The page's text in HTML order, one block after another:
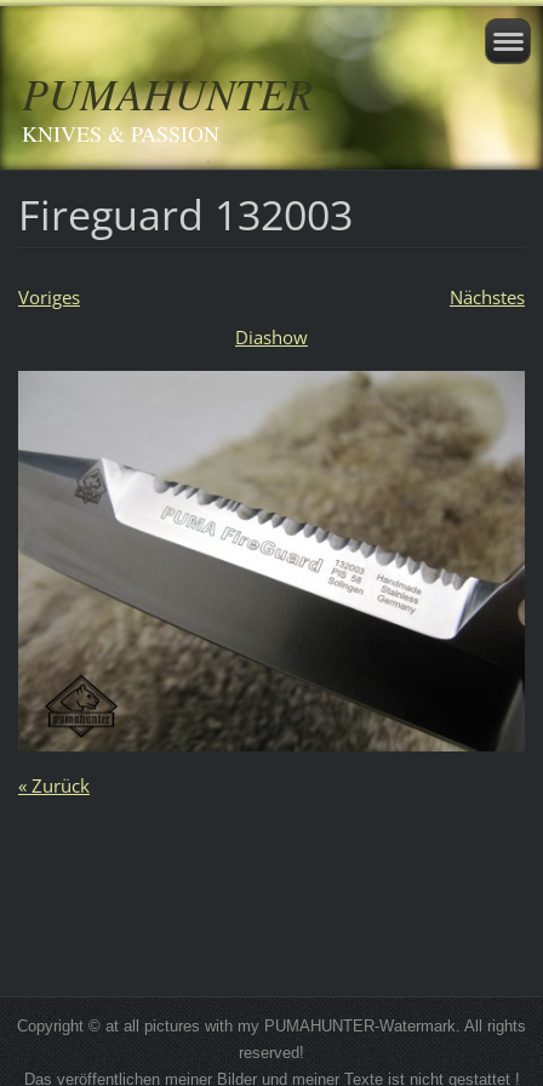
PUMAHUNTER
KNIVES & PASSION
Fireguard 132003
Voriges
Nächstes
Diashow
« Zurück
Copyright © at all pictures with my PUMAHUNTER-Watermark. All rights
reserved!
Das veröffentlichen meiner Bilder und meiner Texte ist nicht gestattet !